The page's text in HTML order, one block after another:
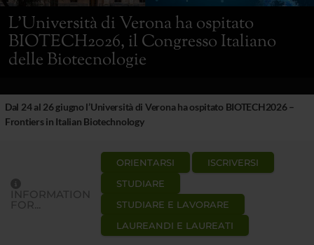
L’Università di Verona ha ospitato
BIOTECH2026, il Congresso Italiano
delle Biotecnologie
Dal 24 al 26 giugno l’Università di Verona ha ospitato BIOTECH2026 –
Frontiers in Italian Biotechnology
INFORMATION
FOR...
ORIENTARSI
ISCRIVERSI
STUDIARE
STUDIARE E LAVORARE
LAUREANDI E LAUREATI